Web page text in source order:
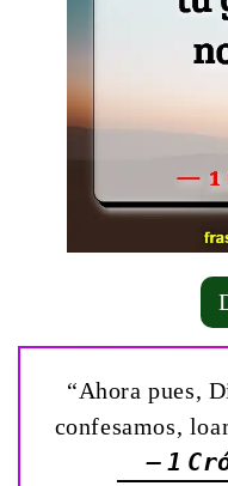
“Ahora pues,
confesamos,
— 1